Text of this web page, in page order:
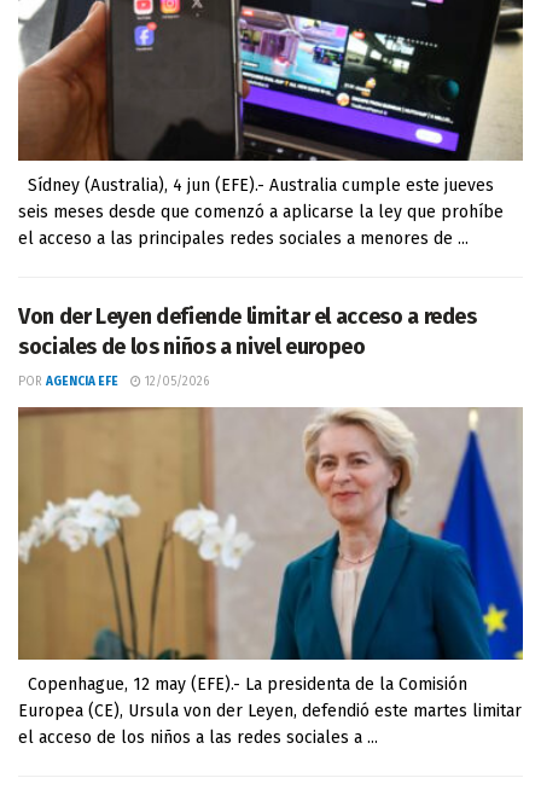
Sídney (Australia), 4 jun (EFE).- Australia cumple este jueves
seis meses desde que comenzó a aplicarse la ley que prohíbe
el acceso a las principales redes sociales a menores de ...
Von der Leyen defiende limitar el acceso a redes
sociales de los niños a nivel europeo
POR AGENCIA EFE 12/05/2026
Copenhague, 12 may (EFE).- La presidenta de la Comisión
Europea (CE), Ursula von der Leyen, defendió este martes limitar
el acceso de los niños a las redes sociales a ...